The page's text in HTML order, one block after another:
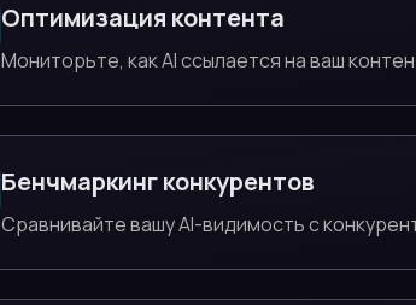
Оптимизация контента
Мониторьте, как AI ссылается на ваш
Бенчмаркинг конкурентов
Сравнивайте вашу AI-видимость с